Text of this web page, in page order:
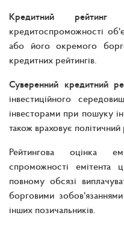
Кредитний рейтинг–
кредитоспроможності
або його окремого
кредитних рейтингів.
Суверенний кредитний
інвестиційного
інвесторами при пошуку
також враховує політичний
Рейтингова оцінка
спроможності емітента
повному обсязі
борговими
інших позичальників.